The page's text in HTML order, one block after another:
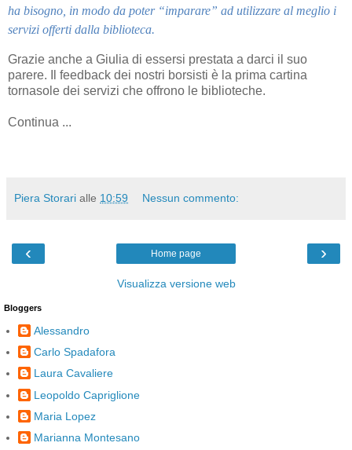
ha bisogno, in modo da poter “imparare” ad utilizzare al meglio i
servizi offerti dalla biblioteca.
Grazie anche a Giulia di essersi prestata a darci il suo
parere. Il feedback dei nostri borsisti è la prima cartina
tornasole dei servizi che offrono le biblioteche.
Continua ...
Piera Storari alle 10:59 Nessun commento:
‹ ›
Home page
Visualizza versione web
Bloggers
Alessandro
Carlo Spadafora
Laura Cavaliere
Leopoldo Capriglione
Maria Lopez
Marianna Montesano